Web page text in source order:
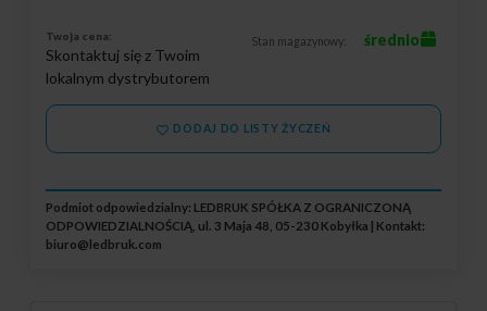
Twoja cena:
Skontaktuj się z Twoim
lokalnym dystrybutorem
Stan magazynowy: średnio
DODAJ DO LISTY ŻYCZEŃ
Podmiot odpowiedzialny: LEDBRUK SPÓŁKA Z OGRANICZONĄ
ODPOWIEDZIALNOŚCIĄ, ul. 3 Maja 48, 05-230 Kobyłka | Kontakt:
biuro@ledbruk.com